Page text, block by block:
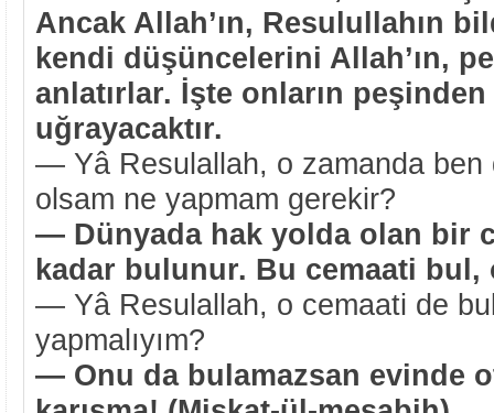
Ancak Allah’ın, Resulullahın
kendi düşüncelerini Allah’ın,
anlatırlar. İşte onların
uğrayacaktır.
— Yâ Resulallah, o zamanda ben
olsam ne yapmam gerekir?
— Dünyada hak yolda olan bir
kadar bulunur. Bu cemaati
— Yâ Resulallah, o cemaati de
yapmalıyım?
— Onu da bulamazsan evinde